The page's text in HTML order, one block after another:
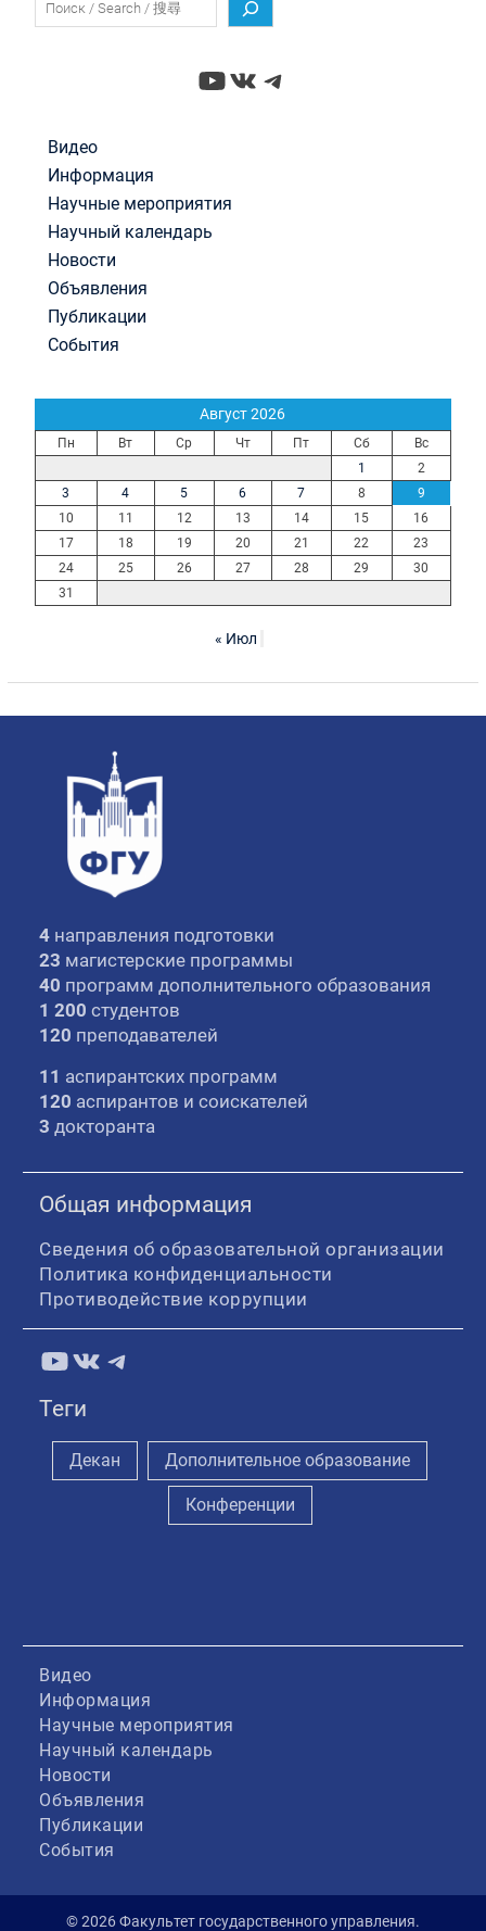
YouTube
ВКонтакте
Telegram
Видео
Информация
Научные мероприятия
Научный календарь
Новости
Объявления
Публикации
События
Август 2026
Пн Вт Ср Чт Пт Сб
Вс
1
2
3
4 5 6 7 8
9
10
11 12 13 14 15
16
17
18 19 20 21 22
23
24
25 26 27 28 29
30
31
« Июл
4 направления подготовки
23 магистерские программы
40 программ дополнительного образования
1 200 студентов
120 преподавателей
11 аспирантских программ
120 аспирантов и соискателей
3 докторанта
Общая информация
Сведения об образовательной организации
Политика конфиденциальности
Противодействие коррупции
YouTube
ВКонтакте
Telegram
Теги
Декан Дополнительное образование
Конференции
Видео
Информация
Научные мероприятия
Научный календарь
Новости
Объявления
Публикации
События
© 2026 Факультет государственного управления.